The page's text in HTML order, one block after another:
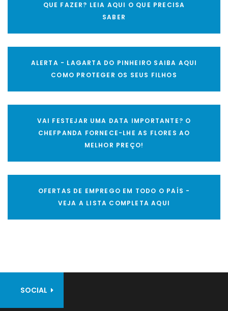
QUE FAZER? LEIA AQUI O QUE PRECISA
SABER
ALERTA - LAGARTA DO PINHEIRO SAIBA AQUI
COMO PROTEGER OS SEUS FILHOS
VAI FESTEJAR UMA DATA IMPORTANTE? O
CHEFPANDA FORNECE-LHE AS FLORES AO
MELHOR PREÇO!
OFERTAS DE EMPREGO EM TODO O PAÍS -
VEJA A LISTA COMPLETA AQUI
SOCIAL